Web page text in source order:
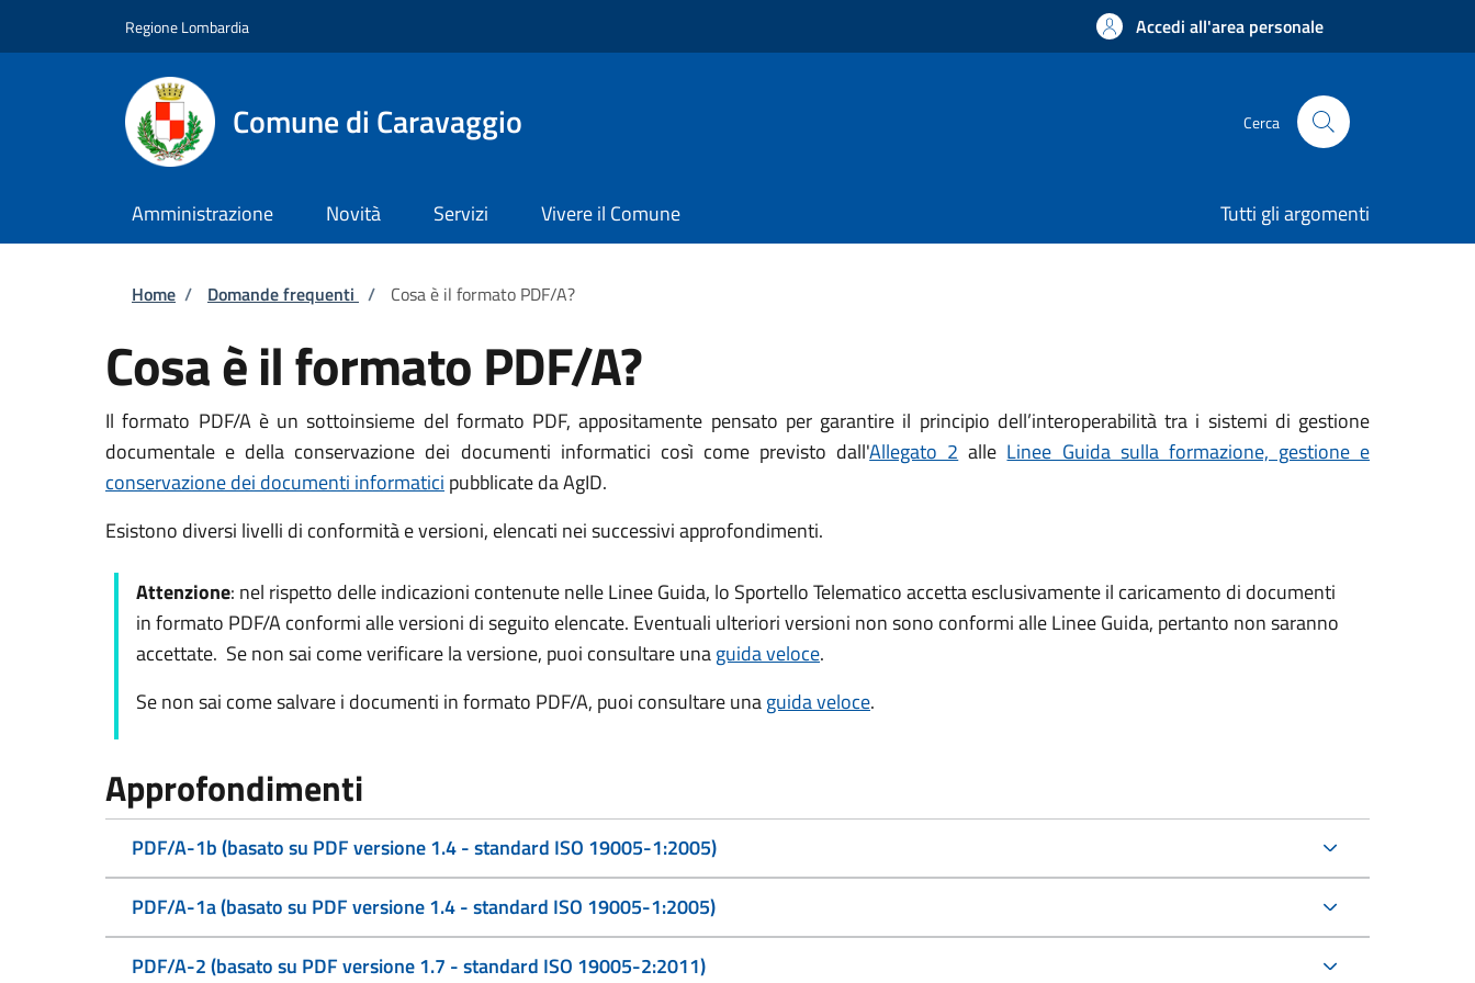
Regione Lombardia Accedi all'area personale
Comune di Caravaggio Cerca
Amministrazione Novità Servizi Vivere il Comune Tutti gli argomenti
Briciole di pane
Home / Domande frequenti / Cosa è il formato PDF/A?
Cosa è il formato PDF/A?
Il formato PDF/A è un sottoinsieme del formato PDF, appositamente pensato per garantire il principio dell’interoperabilità tra i sistemi di gestione
documentale e della conservazione dei documenti informatici così come previsto dall'Allegato 2 alle Linee Guida sulla formazione, gestione e
conservazione dei documenti informatici pubblicate da AgID.
Esistono diversi livelli di conformità e versioni, elencati nei successivi approfondimenti.
Attenzione: nel rispetto delle indicazioni contenute nelle Linee Guida, lo Sportello Telematico accetta esclusivamente il caricamento di documenti
in formato PDF/A conformi alle versioni di seguito elencate. Eventuali ulteriori versioni non sono conformi alle Linee Guida, pertanto non saranno
accettate. Se non sai come verificare la versione, puoi consultare unaguida veloce.
Se non sai come salvare i documenti in formato PDF/A, puoi consultare unaguida veloce.
Approfondimenti
PDF/A-1b (basato su PDF versione 1.4 - standard ISO 19005-1:2005)
PDF/A-1a (basato su PDF versione 1.4 - standard ISO 19005-1:2005)
PDF/A-2 (basato su PDF versione 1.7 - standard ISO 19005-2:2011)